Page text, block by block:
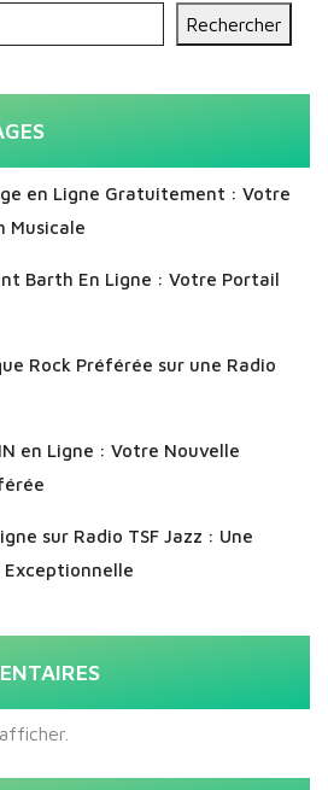
Rechercher
en Ligne Gratuitement : Votre
Musicale
Barth En Ligne : Votre Portail
Rock Préférée sur une Radio
en Ligne : Votre Nouvelle
sur Radio TSF Jazz : Une
Exceptionnelle